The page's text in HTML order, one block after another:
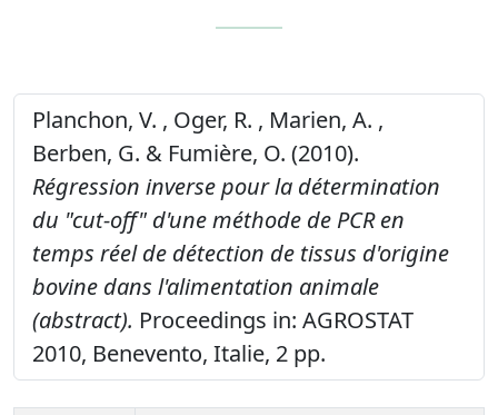
Planchon, V. , Oger, R. , Marien, A. ,
Berben, G. & Fumière, O. (2010).
Régression inverse pour la détermination
du "cut-off" d'une méthode de PCR en
temps réel de détection de tissus d'origine
bovine dans l'alimentation animale
(abstract). Proceedings in: AGROSTAT
2010, Benevento, Italie, 2 pp.